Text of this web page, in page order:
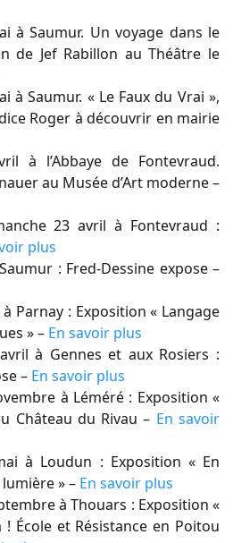
à Saumur. Un voyage dans le
de Jef Rabillon au Théâtre le
à Saumur. « Le Faux du Vrai »,
Roger à découvrir en mairie
à l’Abbaye de Fontevraud.
au Musée d’Art moderne –
23 avril à Fontevraud :
plus
: Fred-Dessine expose –
Parnay : Exposition « Langage
» – En savoir plus
à Gennes et aux Rosiers :
– En savoir plus
à Léméré : Exposition «
Château du Rivau – En savoir
à Loudun : Exposition « En
» – En savoir plus
à Thouars : Exposition «
École et Résistance en Poitou